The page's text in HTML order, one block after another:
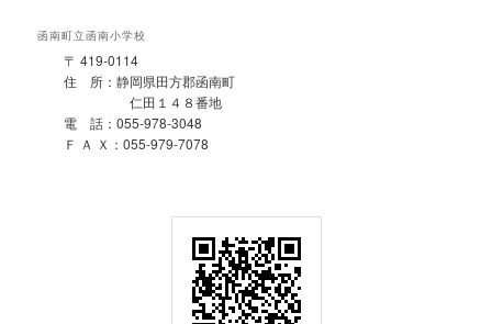
函南町立函南小学校
〒 419-0114
住 所：静岡県田方郡函南町
仁田１４８番地
電 話：055-978-3048
Ｆ Ａ Ｘ：055-979-7078